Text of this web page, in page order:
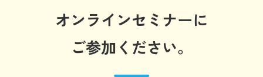
オンラインセミナーに
ご参加ください。